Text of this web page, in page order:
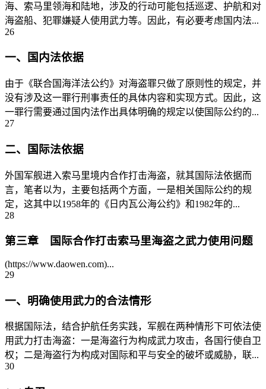
海、索马里领海和陆地，涉及的行动可能包括巡逻、护航和对
海盗船、犯罪嫌疑人使用武力等。因此，有必要考虑国内法...
26
一、国内法依据
由于《联合国海洋法公约》对海盗罪只做了原则性的规定，并
没有涉及这一罪行刑事责任的具体内容和实现方式。因此，这
一罪行需要通过国内法作出具体明确的规定以使国际公约的...
27
二、国际法依据
外国军舰进入索马里境内合作打击海盗，就其国际法依据而
言，笔者以为，主要包括两个方面，一是相关国际公约的规
定，这其中以1958年的《日内瓦公海公约》和1982年的...
28
第三章 国际合作打击索马里海盗之武力使用问题
(https://www.daowen.com)...
29
一、明确使用武力的合法情形
根据国际法，结合护航任务实践，军舰在两种情形下可依法使
用武力打击海盗：一是海盗行为构成武力攻击，各国行使自卫
权；二是海盗行为构成对国际和平与安全的破坏或威胁，联...
30